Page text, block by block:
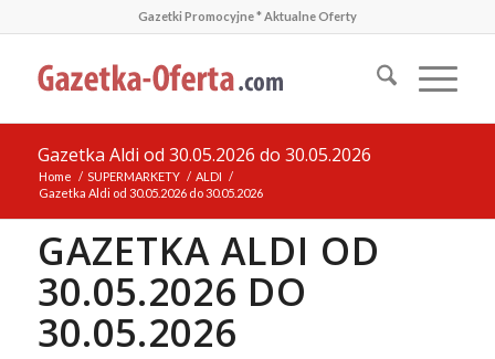
Gazetki Promocyjne * Aktualne Oferty
Gazetka Aldi od 30.05.2026 do 30.05.2026
Home / SUPERMARKETY / ALDI /
Gazetka Aldi od 30.05.2026 do 30.05.2026
GAZETKA ALDI OD
30.05.2026 DO
30.05.2026